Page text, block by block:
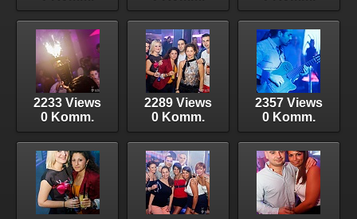
2233 Views
0 Komm.
2289 Views
0 Komm.
2357 Views
0 Komm.